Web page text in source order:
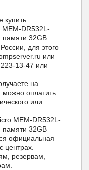
DR532L-
памяти 32GB
для этого
или
13-47 или
на
можно оплатить
или
MEM-DR532L-
памяти 32GB
официальная
центрах.
резервам,